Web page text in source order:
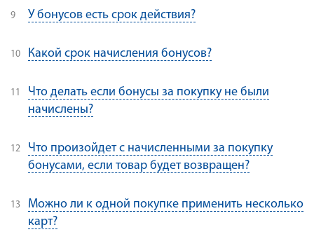
У бонусов есть срок действия?
Какой срок начисления бонусов?
Что делать если бонусы за покупку не были
начислены?
Что произойдет с начисленными за покупку
бонусами, если товар будет возвращен?
Можно ли к одной покупке применить несколько
карт?